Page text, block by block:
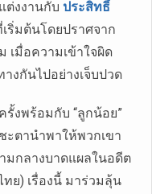
ต่งงานกับ ประสิทธิ์
ริ่มต้นโดยปราศจาก
เมื่อความเข้าใจผิด
งกันไปอย่างเจ็บปวด
รั้งพร้อมกับ “ลูกน้อย”
ะตานำพาให้พวกเขา
มกลางบาดแผลในอดีต
ย) เรื่องนี้ มาร่วมลุ้น